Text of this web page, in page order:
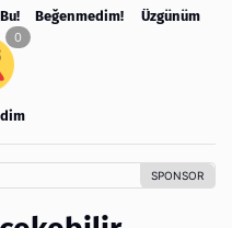
Beğenmedim! Üzgünüm